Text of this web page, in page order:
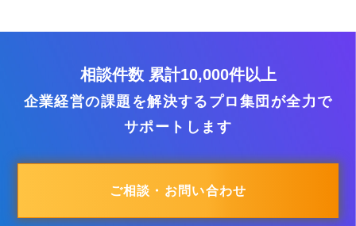
相談件数 累計10,000件以上
企業経営の課題を解決するプロ集団が全力で
サポートします
ご相談・お問い合わせ